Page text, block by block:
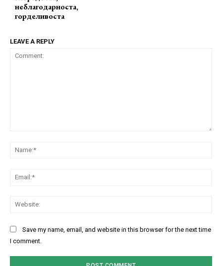
неблагодарноста,
горделивоста
LEAVE A REPLY
Save my name, email, and website in this browser for the next time
I comment.